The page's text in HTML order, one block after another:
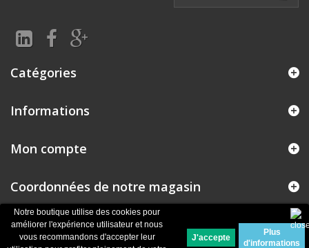
Notre boutique utilise des cookies pour
améliorer l'expérience utilisateur et nous
vous recommandons d'accepter leur
Plus
d'informations
Catégories
Informations
© 2026Logiciel e-commerce par PrestaShop™
Mon compte
Coordonnées de notre magasin